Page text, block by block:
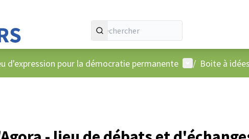
d'expression pour la démocratie permanente Menu utilisateur
/ Boite à